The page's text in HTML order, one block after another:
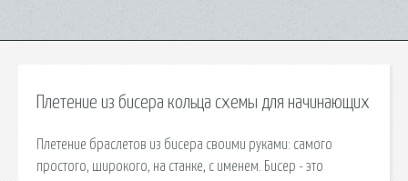
Плетение из бисера кольца схемы для начинающих
Плетение браслетов из бисера своими руками: самого
простого, широкого, на станке, с именем. Бисер - это